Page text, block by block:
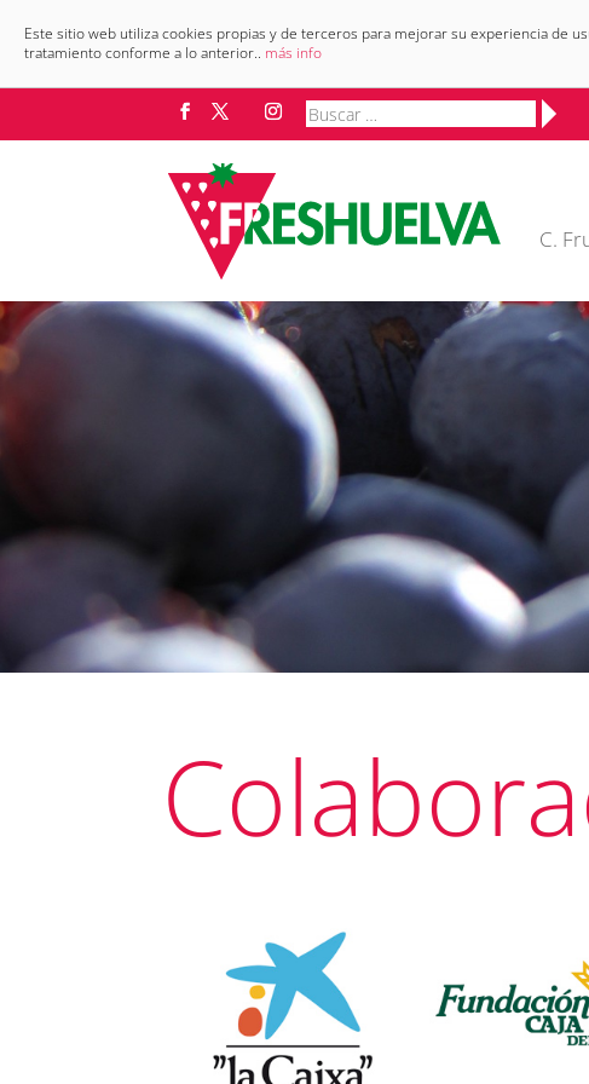
C.
Este sitio web utiliza cookies propias y de terceros para mejorar su experiencia de
tratamiento conforme a lo anterior.. más info